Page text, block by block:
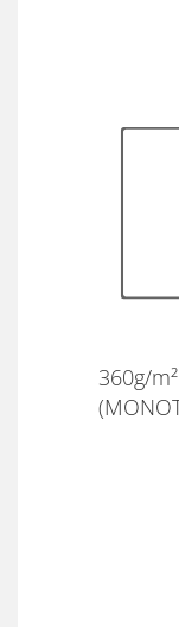
360g/